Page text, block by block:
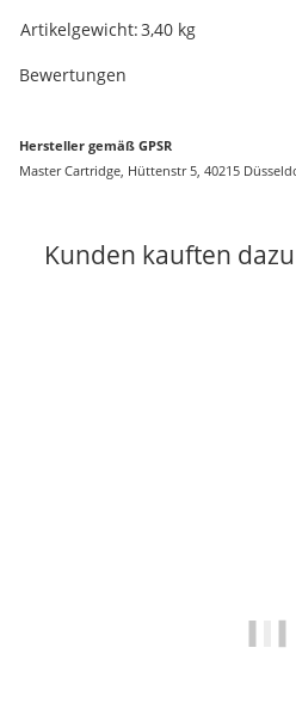
Produkteigenschaft
Wert
Artikelgewicht:3,40 kg
Bewertungen
Hersteller gemäß GPSR
Master Cartridge, Hüttenstr 5, 40215
Kunden kauften